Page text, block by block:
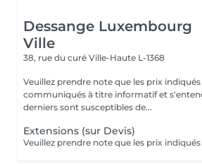
Dessange Luxembourg
Ville
38, rue du curé Ville-Haute L-1368
Veuillez prendre note que les prix
communiqués à titre informatif et
derniers sont susceptibles de...
Extensions (sur Devis)